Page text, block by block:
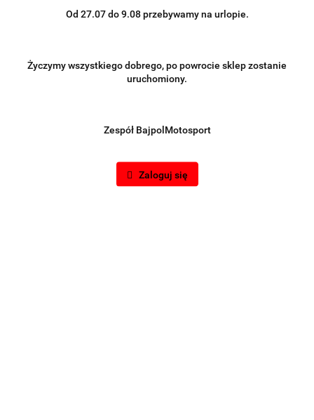
Od 27.07 do 9.08 przebywamy na urlopie.
Życzymy wszystkiego dobrego, po powrocie sklep zostanie
uruchomiony.
Zespół BajpolMotosport
Zaloguj się